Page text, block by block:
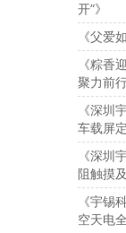
开”》
《父爱
《粽香
聚力前行
《深
车载屏
《深圳
阻触摸
《宇锡
空天电